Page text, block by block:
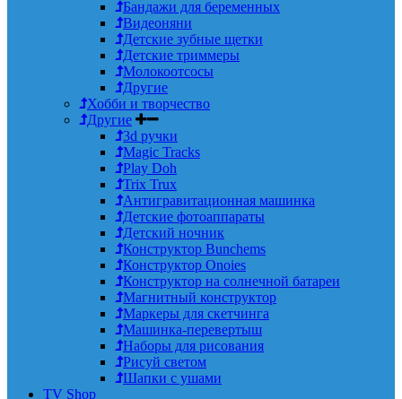
Бандажи для беременных
Видеоняни
Детские зубные щетки
Детские триммеры
Молокоотсосы
Другие
Хобби и творчество
Другие
3d ручки
Magic Tracks
Play Doh
Trix Trux
Антигравитационная машинка
Детские фотоаппараты
Детский ночник
Конструктор Bunchems
Конструктор Onoies
Конструктор на солнечной батареи
Магнитный конструктор
Маркеры для скетчинга
Машинка-перевертыш
Наборы для рисования
Рисуй светом
Шапки с ушами
TV Shop